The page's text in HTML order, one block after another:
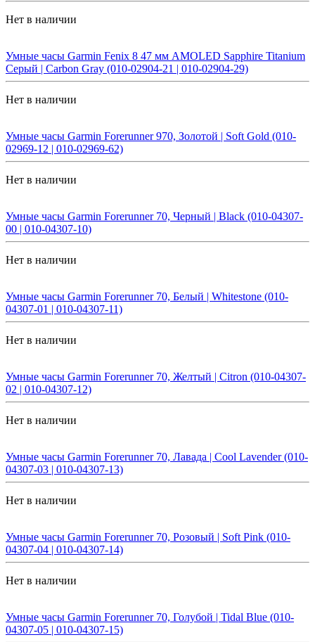
Нет в наличии
Умные часы Garmin Fenix 8 47 мм AMOLED Sapphire Titanium
Серый | Carbon Gray (010-02904-21 | 010-02904-29)
Нет в наличии
Умные часы Garmin Forerunner 970, Золотой | Soft Gold (010-
02969-12 | 010-02969-62)
Нет в наличии
Умные часы Garmin Forerunner 70, Черный | Black (010-04307-
00 | 010-04307-10)
Нет в наличии
Умные часы Garmin Forerunner 70, Белый | Whitestone (010-
04307-01 | 010-04307-11)
Нет в наличии
Умные часы Garmin Forerunner 70, Желтый | Citron (010-04307-
02 | 010-04307-12)
Нет в наличии
Умные часы Garmin Forerunner 70, Лавада | Cool Lavender (010-
04307-03 | 010-04307-13)
Нет в наличии
Умные часы Garmin Forerunner 70, Розовый | Soft Pink (010-
04307-04 | 010-04307-14)
Нет в наличии
Умные часы Garmin Forerunner 70, Голубой | Tidal Blue (010-
04307-05 | 010-04307-15)